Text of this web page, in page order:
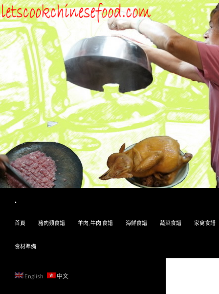
.
首頁
豬肉類食譜 羊肉, 牛肉 食譜 海鮮食譜 蔬菜食譜 家禽食譜
食材準備
English 中文